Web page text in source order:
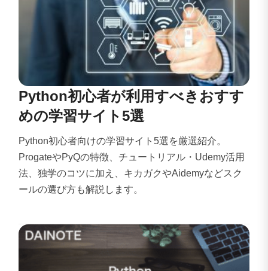
Python初心者が利用すべきおすす
めの学習サイト5選
Python初心者向けの学習サイト5選を厳選紹介。
ProgateやPyQの特徴、チュートリアル・Udemy活用
法、独学のコツに加え、キカガクやAidemyなどスク
ールの選び方も解説します。